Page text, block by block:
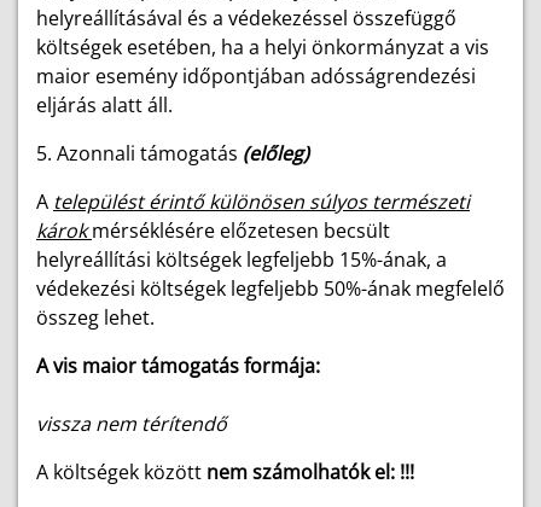
helyreállításával és a védekezéssel összefüggő
költségek esetében, ha a helyi önkormányzat a vis
maior esemény időpontjában adósságrendezési
eljárás alatt áll.
5. Azonnali támogatás (előleg)
A települést érintő különösen súlyos természeti
károkmérséklésére előzetesen becsült
helyreállítási költségek legfeljebb 15%-ának, a
védekezési költségek legfeljebb 50%-ának megfelelő
összeg lehet.
A vis maior támogatás formája:
vissza nem térítendő
A költségek között nem számolhatók el: !!!